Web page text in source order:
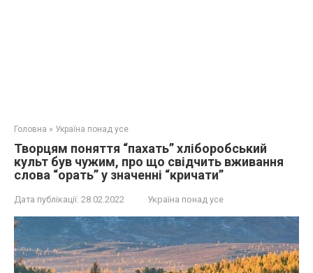
Головна » Україна понад усе
Творцям поняття “пахать” хліборобський
культ був чужим, про що свідчить вживання
слова “орать” у значенні “кричати”
Дата публікації: 28.02.2022 Україна понад усе